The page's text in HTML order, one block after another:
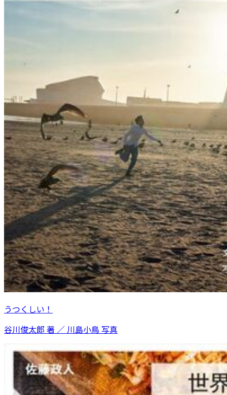
うつくしい！
谷川俊太郎 著 ／ 川島小鳥 写真